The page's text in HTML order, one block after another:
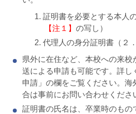
証明書を必要とする本人
【注１】 の写し）
代理人の身分証明書（２．
県外に在住など、本校への来校
送による申請も可能です。詳し
申請」の欄をご覧ください。海
合は事前にお問い合わせくださ
証明書の氏名は、卒業時のもの